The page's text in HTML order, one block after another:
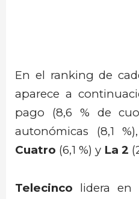
En el ranking de
aparece a
pago (8,6 % de
autonómicas (8,1 %),
Cuatro (6,1 %) y La 2
Telecinco lidera en